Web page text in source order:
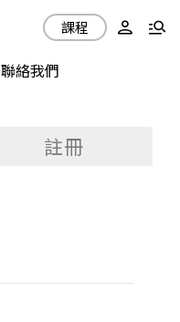
聯絡我們
課程
註冊